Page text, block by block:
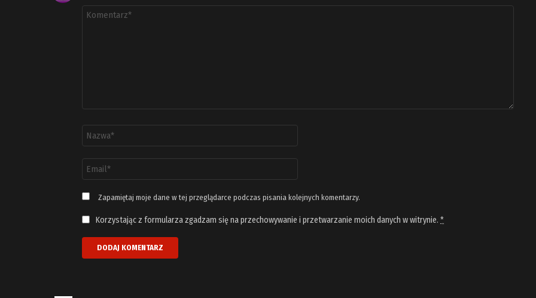
Komentarz
email
*
Zapamiętaj moje dane w tej przeglądarce podczas pisania kolejnych komentarzy.
Korzystając z formularza zgadzam się na przechowywanie i przetwarzanie moich danych w witrynie. *